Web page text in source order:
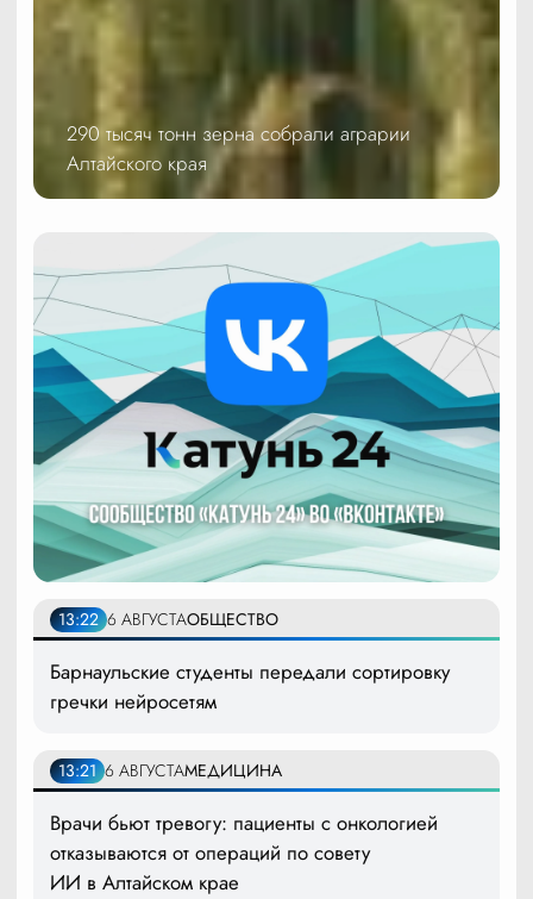
290 тысяч тонн зерна собрали аграрии
Алтайского края
13:22 6 АВГУСТАОБЩЕСТВО
Барнаульские студенты передали сортировку
гречки нейросетям
13:21 6 АВГУСТАМЕДИЦИНА
Врачи бьют тревогу: пациенты с онкологией
отказываются от операций по совету
ИИ в Алтайском крае